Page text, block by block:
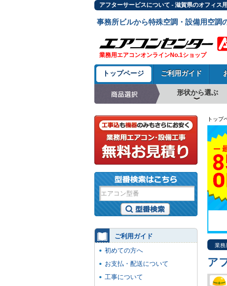
アフターサービスについて - 滋賀県のオフィス
事務所ビルから特殊空調・設備用空調
業務用エアコンオンラインNo.1ショップ
トップページ ご利用ガイド
形状から選ぶ
トップ
業務
ア
ご利用ガイド
初めての方へ
お支払・配送について
工事について